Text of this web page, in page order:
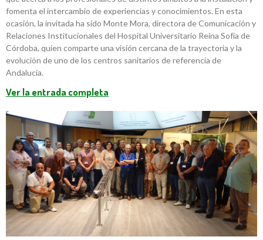
fomenta el intercambio de experiencias y conocimientos. En esta
ocasión, la invitada ha sido Monte Mora, directora de Comunicación y
Relaciones Institucionales del Hospital Universitario Reina Sofía de
Córdoba, quien comparte una visión cercana de la trayectoria y la
evolución de uno de los centros sanitarios de referencia de
Andalucía.
Ver la entrada completa